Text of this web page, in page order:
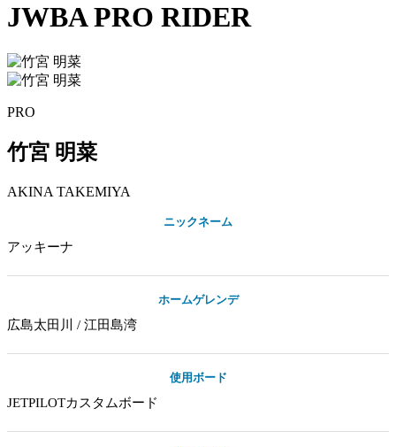
JWBA PRO RIDER
PRO
竹宮 明菜
AKINA TAKEMIYA
ニックネーム
アッキーナ
ホームゲレンデ
広島太田川 / 江田島湾
使用ボード
JETPILOTカスタムボード